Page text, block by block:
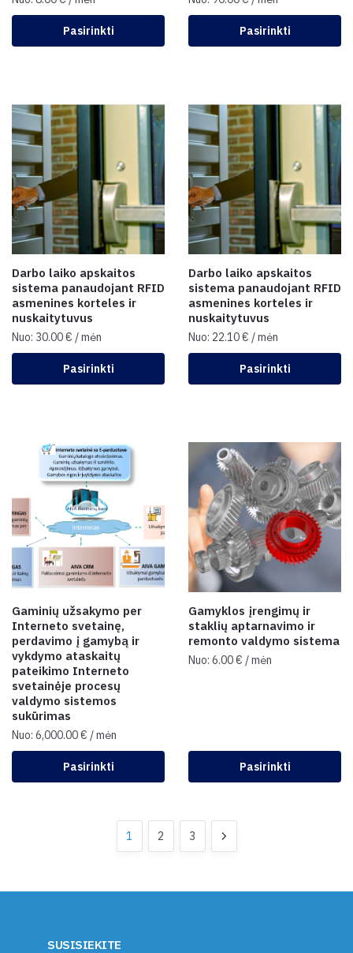
Pasirinkti Pasirinkti
Darbo laiko apskaitos
sistema panaudojant RFID
asmenines korteles ir
nuskaitytuvus
Nuo: 30.00€ / mėn
Pasirinkti
Darbo laiko apskaitos
sistema panaudojant RFID
asmenines korteles ir
nuskaitytuvus
Nuo: 22.10€ / mėn
Pasirinkti
Gaminių užsakymo per
Interneto svetainę,
perdavimo į gamybą ir
vykdymo ataskaitų
pateikimo Interneto
svetainėje procesų
valdymo sistemos
sukūrimas
Nuo: 6,000.00€ / mėn
Pasirinkti
Gamyklos įrengimų ir
staklių aptarnavimo ir
remonto valdymo sistema
Nuo: 6.00€ / mėn
Pasirinkti
1 2 3
SUSISIEKITE